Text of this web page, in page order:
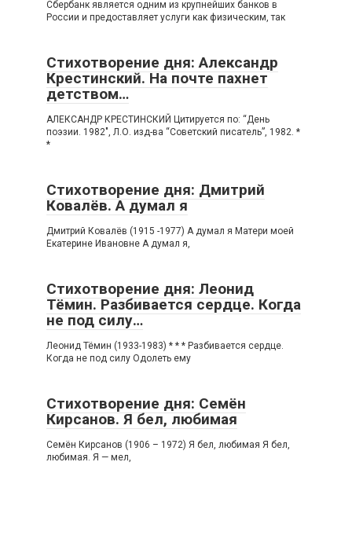
Сбербанк является одним из крупнейших банков в
России и предоставляет услуги как физическим, так
Стихотворение дня: Александр
Крестинский. На почте пахнет
детством…
АЛЕКСАНДР КРЕСТИНСКИЙ Цитируется по: “День
поэзии. 1982″, Л.О. изд-ва “Советский писатель”, 1982. *
*
Стихотворение дня: Дмитрий
Ковалёв. А думал я
Дмитрий Ковалёв (1915 -1977) А думал я Матери моей
Екатерине Ивановне А думал я,
Стихотворение дня: Леонид
Тёмин. Разбивается сердце. Когда
не под силу…
Леонид Тёмин (1933-1983) * * * Разбивается сердце.
Когда не под силу Одолеть ему
Стихотворение дня: Семён
Кирсанов. Я бел, любимая
Семён Кирсанов (1906 – 1972) Я бел, любимая Я бел,
любимая. Я — мел,